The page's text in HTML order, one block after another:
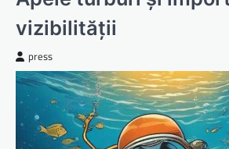
vizibilității
press